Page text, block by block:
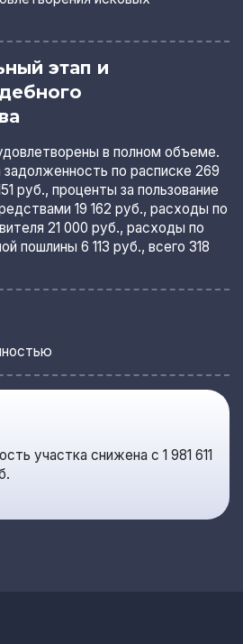
этап и
в полном объеме.
по расписке 269
руб., проценты за пользование
19 162 руб., расходы по
21 000 руб., расходы по
пошлины 6 113 руб., всего 318
участка снижена с 1 981 611